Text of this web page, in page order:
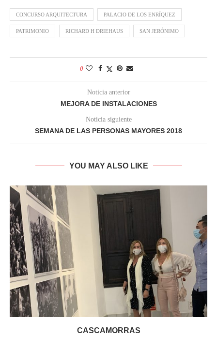
CONCURSO ARQUITECTURA PALACIO DE LOS ENRÍQUEZ
PATRIMONIO RICHARD H DRIEHAUS SAN JERÓNIMO
0
Noticia anterior
MEJORA DE INSTALACIONES
Noticia siguiente
SEMANA DE LAS PERSONAS MAYORES 2018
YOU MAY ALSO LIKE
CASCAMORRAS